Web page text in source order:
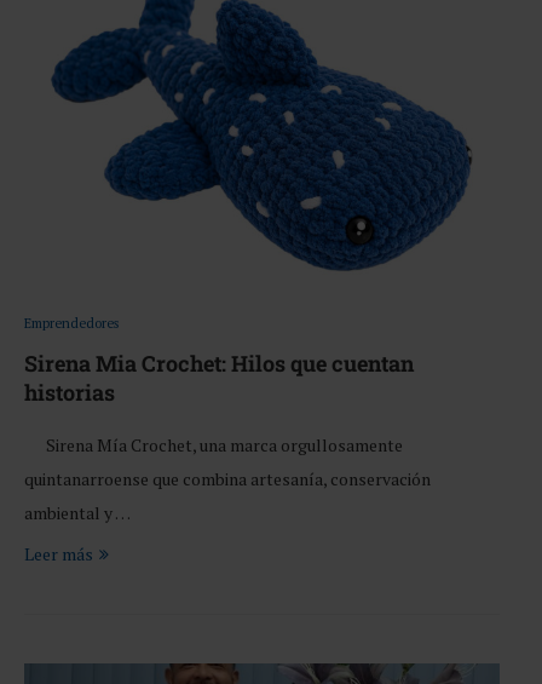
Emprendedores
Sirena Mia Crochet: Hilos que cuentan
historias
Sirena Mía Crochet, una marca orgullosamente
quintanarroense que combina artesanía, conservación
ambiental y …
Leer más